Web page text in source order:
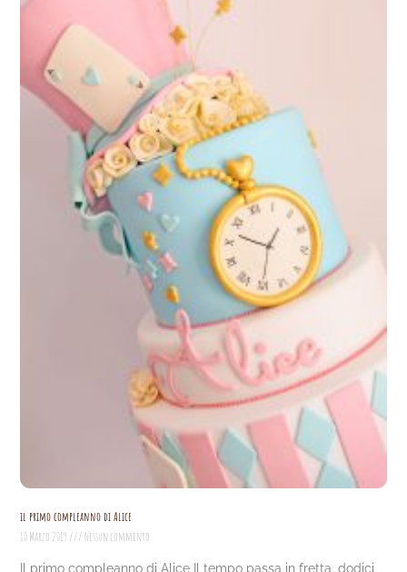
il primo compleanno di Alice
10 Marzo 2019
Nessun commento
Il primo compleanno di Alice Il tempo passa in fretta, dodici